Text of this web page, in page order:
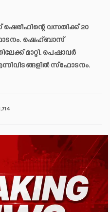
വസതിക്ക് 20
ഷെഹ്ബാസ്
മാറ്റി. പെഷാവർ
സ്ഫോടനം.